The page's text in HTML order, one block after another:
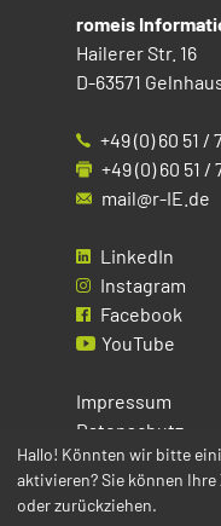
romeis
Hailerer Str. 16
D-63571
+49 (0) 60 51 /
+49 (0) 60 51 /
mail@r-IE.de
LinkedIn
Instagram
Facebook
YouTube
Impressum
Datenschutz
Cookies
Hallo! Könnten wir bitte
aktivieren? Sie können
oder zurückziehen.